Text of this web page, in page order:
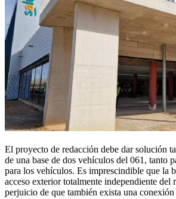
El proyecto de redacción debe dar solución
de una base de dos vehículos del 061, tanto
para los vehículos. Es imprescindible que la
acceso exterior totalmente independiente del
perjuicio de que también exista una